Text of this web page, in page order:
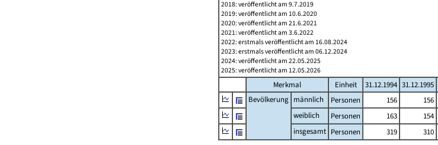
2018: veröffentlicht am 9.7.2019
2019: veröffentlicht am 10.6.2020
2020: veröffentlicht am 21.6.2021
2021: veröffentlicht am 3.6.2022
2022: erstmals veröffentlicht am 16.08.2024
2023: erstmals veröffentlicht am 06.12.2024
2024: veröffentlicht am 22.05.2025
2025: veröffentlicht am 12.05.2026
Merkmal Einheit 31.12.1994 31.12.1995
Bevölkerung männlich Personen 156 156
weiblich
Personen 163 154
insgesamt Personen 319 310